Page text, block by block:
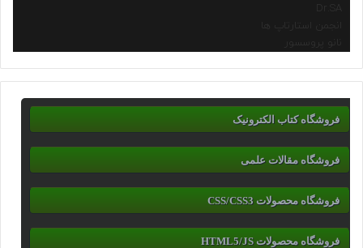
انجمن استارتاپ ها
نانو پروسسور
فروشگاه کتاب الکترونیک
فروشگاه مقالات علمی
فروشگاه محصولات CSS/CSS3
فروشگاه محصولات HTML5/JS